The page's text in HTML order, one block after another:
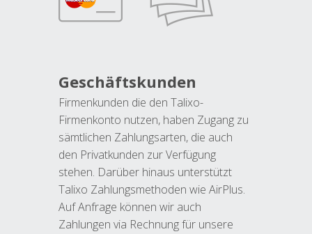
Geschäftskunden
Firmenkunden die den Talixo-
Firmenkonto nutzen, haben Zugang zu
sämtlichen Zahlungsarten, die auch
den Privatkunden zur Verfügung
stehen. Darüber hinaus unterstützt
Talixo Zahlungsmethoden wie AirPlus.
Auf Anfrage können wir auch
Zahlungen via Rechnung für unsere